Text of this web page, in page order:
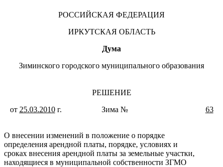
РОССИЙСКАЯ ФЕДЕРАЦИЯ
ИРКУТСКАЯ ОБЛАСТЬ
Дума
Зиминского городского муниципального образования
РЕШЕНИЕ
от 25.03.2010г. Зима № 63
О внесении изменений в положение о порядке
определения арендной платы, порядке, условиях и
сроках внесения арендной платы за земельные участки,
находящиеся в муниципальной собственности ЗГМО